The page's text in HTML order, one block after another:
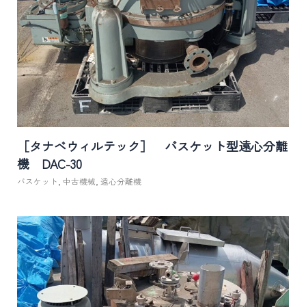
［タナベウィルテック］ バスケット型遠心分離
機 DAC-30
バスケット 中古機械 遠心分離機